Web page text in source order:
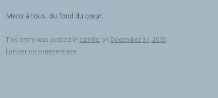
Merci à tous, du fond du cœur.
This entry was posted in camille on December 31, 2015.
Laisser un commentaire